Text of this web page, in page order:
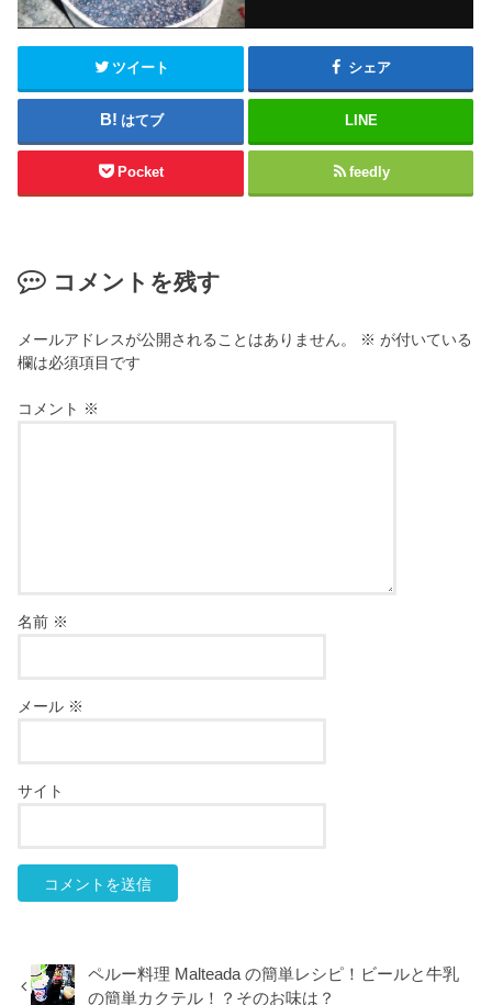
ツイート シェア
はてブ LINE
Pocket feedly
コメントを残す
メールアドレスが公開されることはありません。 ※ が付いている
欄は必須項目です
コメント ※
名前 ※
メール ※
サイト
ペルー料理 Malteada の簡単レシピ！ビールと牛乳
の簡単カクテル！？そのお味は？